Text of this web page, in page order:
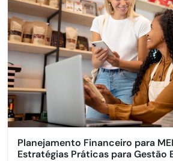
Planejamento Financeiro para
Estratégias Práticas para Gestão